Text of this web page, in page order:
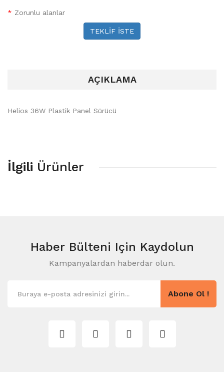
* Zorunlu alanlar
TEKLİF İSTE
AÇIKLAMA
Helios 36W Plastik Panel Sürücü
İlgili Ürünler
Haber Bülteni Için Kaydolun
Kampanyalardan haberdar olun.
Abone Ol !